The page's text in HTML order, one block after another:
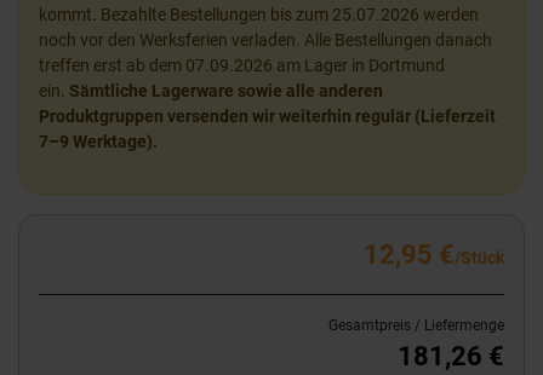
kommt. Bezahlte Bestellungen bis zum 25.07.2026 werden
noch vor den Werksferien verladen. Alle Bestellungen danach
treffen erst ab dem 07.09.2026 am Lager in Dortmund
ein. Sämtliche Lagerware sowie alle anderen
Produktgruppen versenden wir weiterhin regulär (Lieferzeit
7–9 Werktage).
12,95 €/Stück
Gesamtpreis / Liefermenge
181,26 €